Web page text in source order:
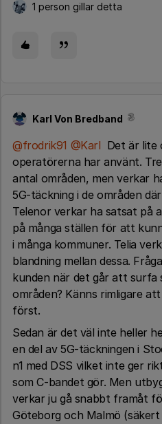
1 person gillar detta
Karl Von Bredband
@frodrik91 @Karl Det är lite
operatörerna har använt.
antal områden, men verkar
5G-täckning i de områden
Telenor verkar ha satsat på
på många ställen för att
i många kommuner. Telia
blandning mellan dessa.
kunden när det går att surfa
områden? Känns rimligare
först.
Sedan är det väl inte heller
en del av 5G-täckningen i
n1 med DSS vilket inte ger
som C-bandet gör. Men
verkar ju gå snabbt framåt
Göteborg och Malmö